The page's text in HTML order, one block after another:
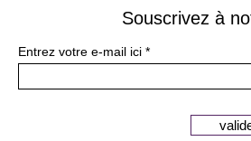
Souscrivez à
Entrez votre e-mail ici